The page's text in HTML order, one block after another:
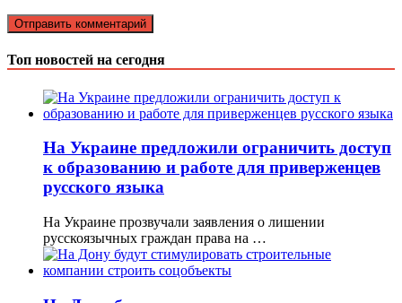
Топ новостей на сегодня
На Украине предложили ограничить доступ
к образованию и работе для приверженцев
русского языка
На Украине прозвучали заявления о лишении
русскоязычных граждан права на …